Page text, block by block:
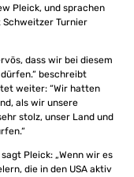
Pleick, und sprachen
Schweitzer Turnier
dass wir bei diesem
beschreibt
weiter: “Wir hatten
als wir unsere
stolz, unser Land und
Pleick: „Wenn wir es
die in den USA aktiv